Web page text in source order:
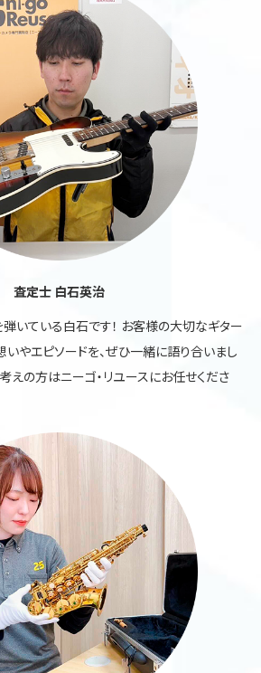
査定士 白石英治
いている白石です！ お客様の大切なギター
やエピソードを、ぜひ一緒に語り合いまし
えの方はニーゴ・リユースにお任せくださ